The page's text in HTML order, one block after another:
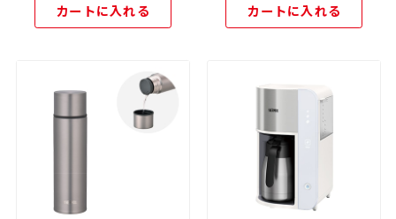
カートに入れる カートに入れる